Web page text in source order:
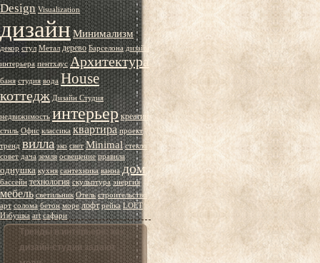
Design Visualization
дизайнМинимализм
декор стул Метал дерево Барселона дизайн
интерьера пентхаус Архитектура
баня студия вода House
коттедж Дизайн Студия
недвижимость интерьер креатив
стиль Офис классика квартира проект
тренд вилла эко свет Minimal стекло
совет дача земля освещение правила
однушка кухня сантехника ванна дом
бассейн технология скульптура энергия
мебель светильник Отель строительство
арт солома бетон море лофт рейка LOFT
Избушка art сафари
Тренды в интерьере: как
дизайн-студии задают